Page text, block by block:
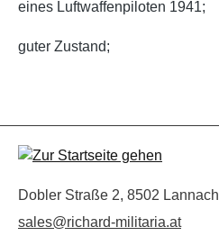
eines Luftwaffenpiloten 1941;
guter Zustand;
Dobler Straße 2, 8502 Lannach
sales@richard-militaria.at